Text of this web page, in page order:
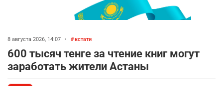
8 августа 2026, 14:07 • кстати
600 тысяч тенге за чтение книг могут
заработать жители Астаны